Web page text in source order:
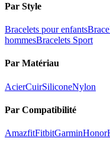
Par Style
Bracelets pour enfants
hommesBracelets Sport
Par Matériau
AcierCuirSiliconeNylon
Par Compatibilité
AmazfitFitbitGarminHonor